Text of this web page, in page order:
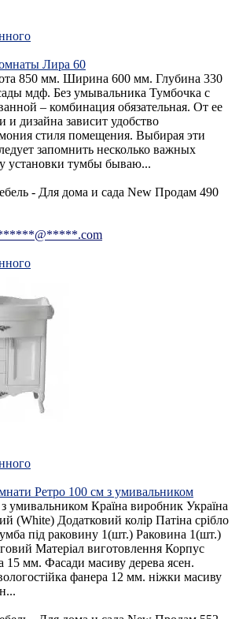
Лира 60
850 мм. Ширина 600 мм. Глубина 330
мдф. Без умывальника Тумбочка с
– комбинация обязательная. От ее
дизайна зависит удобство
стиля помещения. Выбирая эти
запомнить несколько важных
установки тумбы бываю...
- Для дома и сада New Продам 490
Ретро 100 см з умивальником
умивальником Країна виробник Україна
(White) Додатковий колір Патіна срібло
під раковину 1(шт.) Раковина 1(шт.)
Матеріал виготовлення Корпус
15 мм. Фасади масиву дерева ясен.
фанера 12 мм. ніжки масиву